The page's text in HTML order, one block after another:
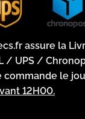
assure la
/ UPS /
commande le
12H00.